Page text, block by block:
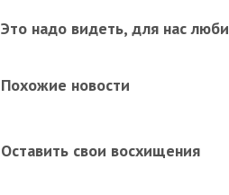
Это надо видеть, для нас
Похожие новости
Оставить свои восхищения